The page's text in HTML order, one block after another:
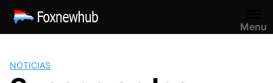
Saltar
contenido
Menu
NOTICIAS